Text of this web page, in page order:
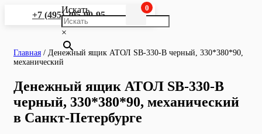
+7 (495) 295-90-95
Искать
×
0
Главная / Денежный ящик АТОЛ SB-330-B черный, 330*380*90,
механический
Денежный ящик АТОЛ SB-330-B
черный, 330*380*90, механический
в Санкт-Петербурге